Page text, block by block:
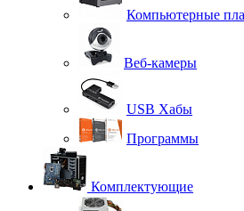
Компьютерные
Веб-камеры
USB Хабы
Программы
Комплектующие